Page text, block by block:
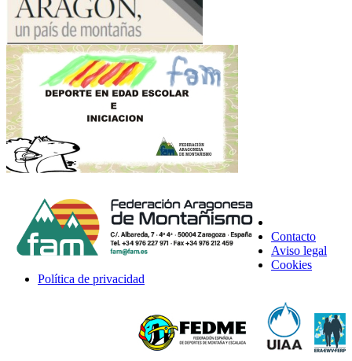
Contacto
Aviso legal
Cookies
Política de privacidad